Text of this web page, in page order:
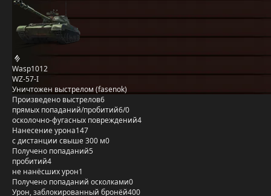
Wasp1012
WZ-57-I
Уничтожен выстрелом (fasenok)
Произведено выстрелов6
прямых попаданий/пробитий6/0
осколочно-фугасных повреждений4
Нанесение урона147
с дистанции свыше 300 м0
Получено попаданий5
пробитий4
не нанёсших урон1
Получено попаданий осколками0
Урон, заблокированный бронёй400